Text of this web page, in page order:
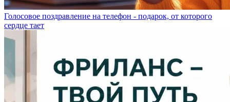
Голосовое поздравление на телефон - подарок, от которого
сердце тает